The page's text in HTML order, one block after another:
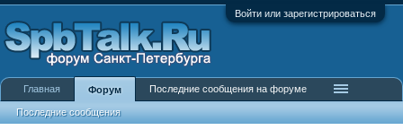
Войти или зарегистрироваться
Главная Форум
Последние сообщения
Последние сообщения на форуме